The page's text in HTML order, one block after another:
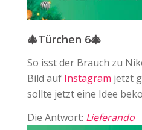
🎄Türchen 6🎄
So isst der Brauch zu
Bild auf ⁠ Instagram jetzt
sollte jetzt eine Idee
Die Antwort: Lieferando